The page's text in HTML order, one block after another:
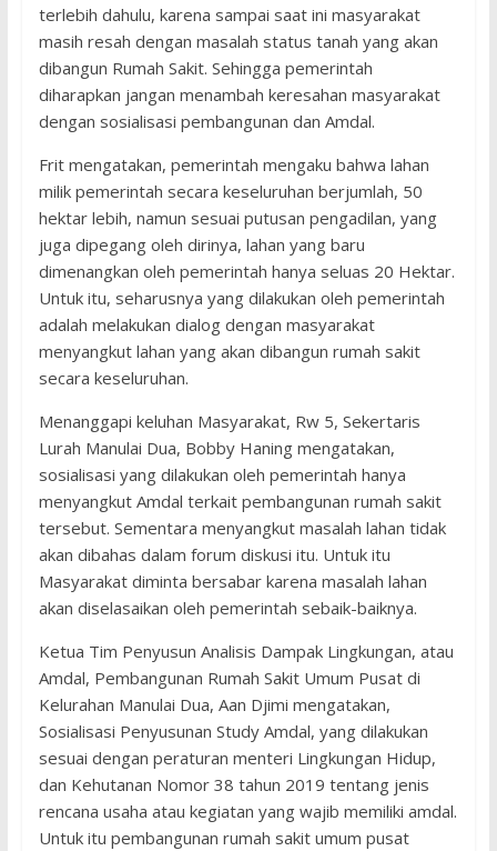
terlebih dahulu, karena sampai saat ini masyarakat
masih resah dengan masalah status tanah yang akan
dibangun Rumah Sakit. Sehingga pemerintah
diharapkan jangan menambah keresahan masyarakat
dengan sosialisasi pembangunan dan Amdal.
Frit mengatakan, pemerintah mengaku bahwa lahan
milik pemerintah secara keseluruhan berjumlah, 50
hektar lebih, namun sesuai putusan pengadilan, yang
juga dipegang oleh dirinya, lahan yang baru
dimenangkan oleh pemerintah hanya seluas 20 Hektar.
Untuk itu, seharusnya yang dilakukan oleh pemerintah
adalah melakukan dialog dengan masyarakat
menyangkut lahan yang akan dibangun rumah sakit
secara keseluruhan.
Menanggapi keluhan Masyarakat, Rw 5, Sekertaris
Lurah Manulai Dua, Bobby Haning mengatakan,
sosialisasi yang dilakukan oleh pemerintah hanya
menyangkut Amdal terkait pembangunan rumah sakit
tersebut. Sementara menyangkut masalah lahan tidak
akan dibahas dalam forum diskusi itu. Untuk itu
Masyarakat diminta bersabar karena masalah lahan
akan diselasaikan oleh pemerintah sebaik-baiknya.
Ketua Tim Penyusun Analisis Dampak Lingkungan, atau
Amdal, Pembangunan Rumah Sakit Umum Pusat di
Kelurahan Manulai Dua, Aan Djimi mengatakan,
Sosialisasi Penyusunan Study Amdal, yang dilakukan
sesuai dengan peraturan menteri Lingkungan Hidup,
dan Kehutanan Nomor 38 tahun 2019 tentang jenis
rencana usaha atau kegiatan yang wajib memiliki amdal.
Untuk itu pembangunan rumah sakit umum pusat